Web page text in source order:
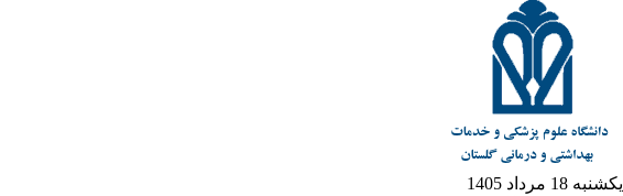
یکشنبه 18 مرداد 1405